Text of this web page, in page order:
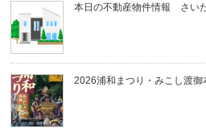
本日の不動産物件情報 さい
2026浦和まつり・みこし渡御